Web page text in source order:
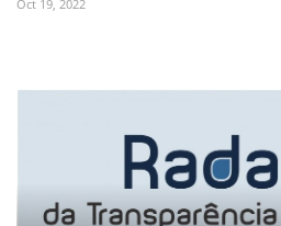
Oct 19, 2022